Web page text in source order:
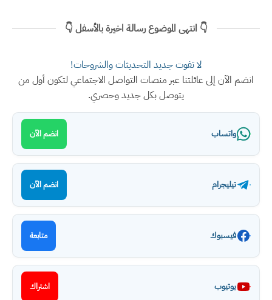
👇 انتهى الموضوع رسالة اخيرة بالأسفل 👇
لا تفوت جديد التحديثات والشروحات!
انضم الآن إلى عائلتنا عبر منصات التواصل الاجتماعي لتكون أول من
يتوصل بكل جديد وحصري.
واتساب انضم الآن
تيليجرام انضم الآن
فيسبوك متابعة
يوتيوب اشتراك